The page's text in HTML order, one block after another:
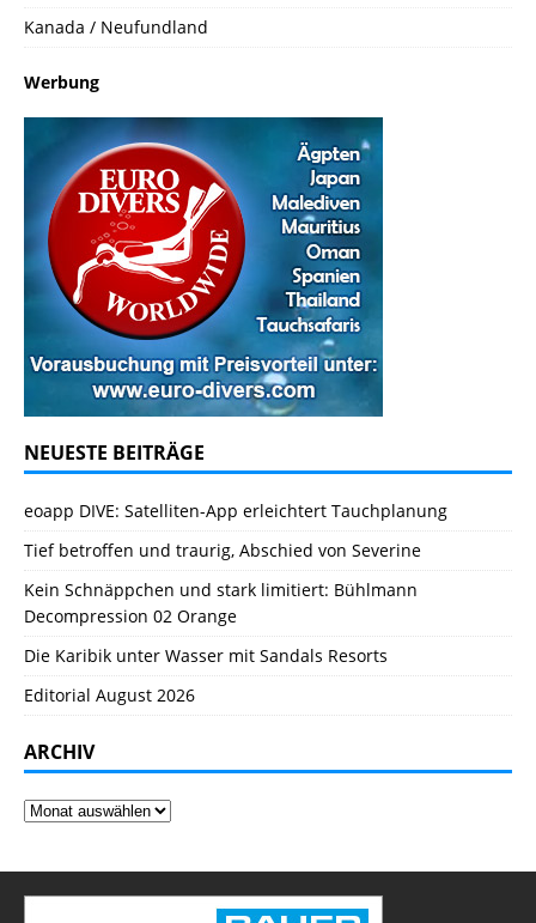
Kanada / Neufundland
Werbung
NEUESTE BEITRÄGE
eoapp DIVE: Satelliten-App erleichtert Tauchplanung
Tief betroffen und traurig, Abschied von Severine
Kein Schnäppchen und stark limitiert: Bühlmann
Decompression 02 Orange
Die Karibik unter Wasser mit Sandals Resorts
Editorial August 2026
ARCHIV